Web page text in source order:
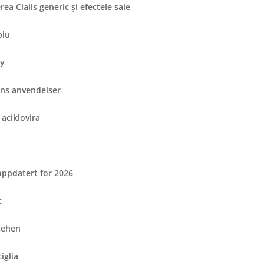
Cialis generic și efectele sale
anvendelser
for 2026